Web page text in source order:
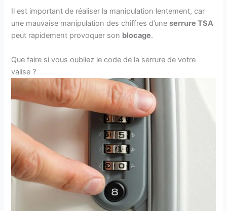
Il est important de réaliser la manipulation lentement, car
une mauvaise manipulation des chiffres d’uneserrure TSA
peut rapidement provoquer son blocage.
Que faire si vous oubliez le code de la serrure de votre
valise ?